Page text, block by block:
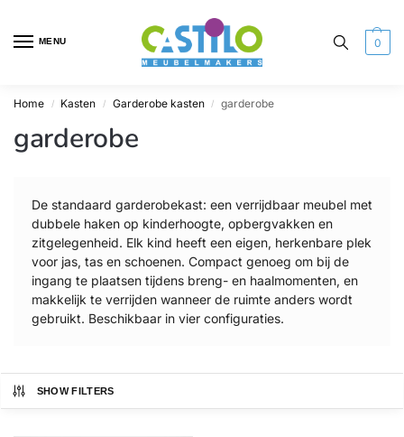
MENU 0
Home / Kasten / Garderobe kasten / garderobe
garderobe
De standaard garderobekast: een verrijdbaar meubel met
dubbele haken op kinderhoogte, opbergvakken en
zitgelegenheid. Elk kind heeft een eigen, herkenbare plek
voor jas, tas en schoenen. Compact genoeg om bij de
ingang te plaatsen tijdens breng- en haalmomenten, en
makkelijk te verrijden wanneer de ruimte anders wordt
gebruikt. Beschikbaar in vier configuraties.
SHOW FILTERS